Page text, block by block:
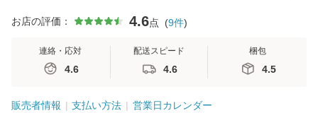
お店の評価： 4.6点 (9件)
連絡・応対
4.6
配送スピード
4.6
梱包
4.5
販売者情報 支払い方法 営業日カレンダー